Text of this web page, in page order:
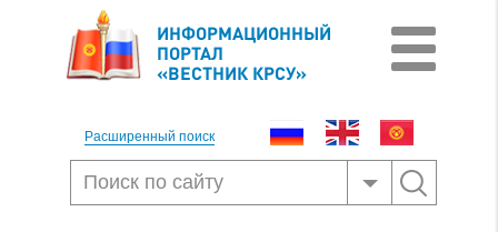
ИНФОРМАЦИОННЫЙ
ПОРТАЛ
«ВЕСТНИК КРСУ»
Расширенный поиск